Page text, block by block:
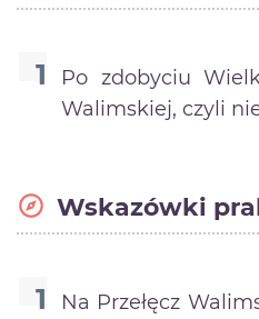
Po zdobyciu
Walimskiej, czyli
Wskazówki
Na Przełęcz